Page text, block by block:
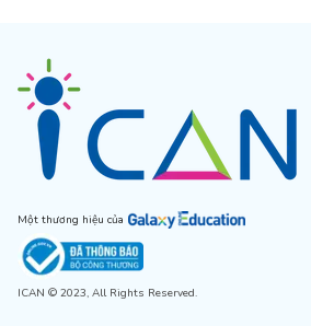
Một thương hiệu của
ICAN © 2023, All Rights Reserved.